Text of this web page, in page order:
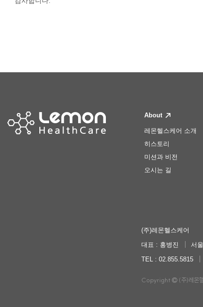
About
레몬헬스케어 소개
히스토리
미션과 비전
오시는 길
(주)레몬헬스케어
대표 : 홍병진
서
TEL : 02.855.5815
Copyright (주)레몬